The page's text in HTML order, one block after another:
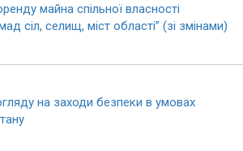
майна спільної власності
сіл, селищ, міст області” (зі змінами)
на заходи безпеки в умовах